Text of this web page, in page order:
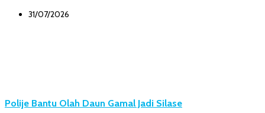
31/07/2026
Polije Bantu Olah Daun Gamal Jadi Silase